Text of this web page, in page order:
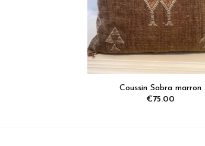
Coussin Sabra marron
€75.00